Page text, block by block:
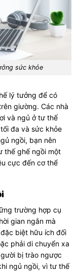
sức khỏe
lý tưởng để có
giường. Các nhà
và ngủ ở tư thế
đa và sức khỏe
ngồi, bạn nên
thế ghế ngồi một
cực đến cơ thể
trường hợp cụ
gian ngắn mà
biệt hữu ích đối
phải di chuyển xa
bị trào ngược
ngủ ngồi, vì tư thế